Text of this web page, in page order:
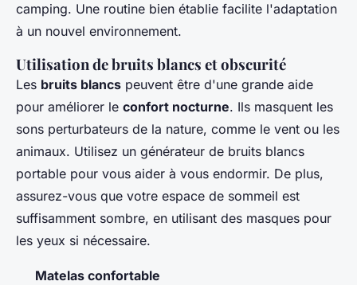
camping. Une routine bien établie facilite l'adaptation
à un nouvel environnement.
Utilisation de bruits blancs et obscurité
Les bruits blancs peuvent être d'une grande aide
pour améliorer le confort nocturne. Ils masquent les
sons perturbateurs de la nature, comme le vent ou les
animaux. Utilisez un générateur de bruits blancs
portable pour vous aider à vous endormir. De plus,
assurez-vous que votre espace de sommeil est
suffisamment sombre, en utilisant des masques pour
les yeux si nécessaire.
Matelas confortable